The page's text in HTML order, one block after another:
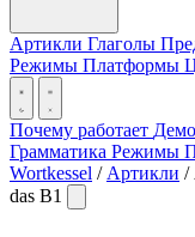
Артикли Глаголы
Режимы Платформы
Почему работает Демо
Грамматика Режимы
Wortkessel / Артикли /
das B1